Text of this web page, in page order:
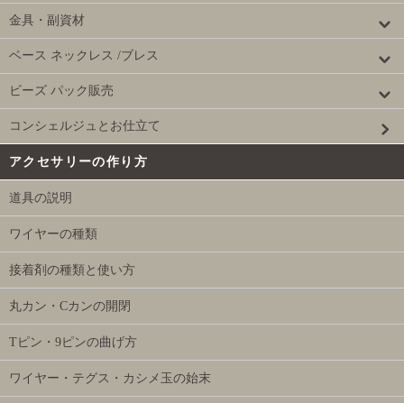
金具・副資材
ベース ネックレス /ブレス
ビーズ パック販売
コンシェルジュとお仕立て
アクセサリーの作り方
道具の説明
ワイヤーの種類
接着剤の種類と使い方
丸カン・Cカンの開閉
Tピン・9ピンの曲げ方
ワイヤー・テグス・カシメ玉の始末